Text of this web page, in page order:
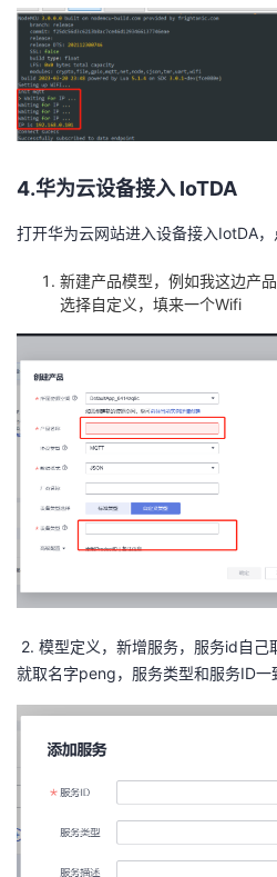
4.华为云设备接入 IoTDA
打开华为云网站进入设备接入IotDA
新建产品模型，例如我这边产
选择自定义，填来一个Wifi
2. 模型定义，新增服务，服务id自己
就取名字peng，服务类型和服务ID一